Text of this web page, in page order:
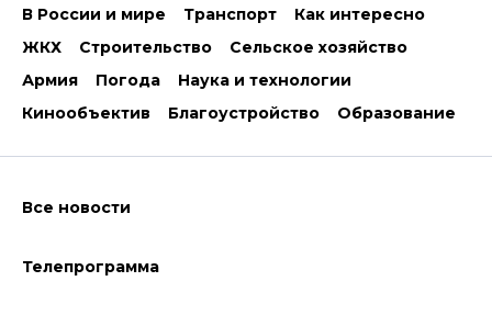
В России и мире
Транспорт
Как интересно
ЖКХ
Строительство
Сельское хозяйство
Армия
Погода
Наука и технологии
Кинообъектив
Благоустройство Образование
Все новости
Телепрограмма